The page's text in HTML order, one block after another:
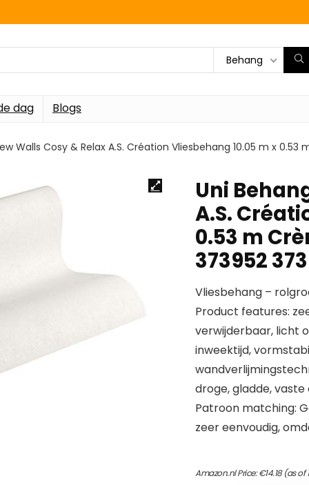
Behang
dag Blogs
Walls Cosy & Relax A.S. Création Vliesbehang 10.05 m x
Uni
A.S.
0.53 m
373952
Vliesbehang –
Product features:
verwijderbaar, licht
inweektijd,
droge, gladde,
Patroon matching:
zeer eenvoudig,
Amazon.nl Price:€14.18(as of